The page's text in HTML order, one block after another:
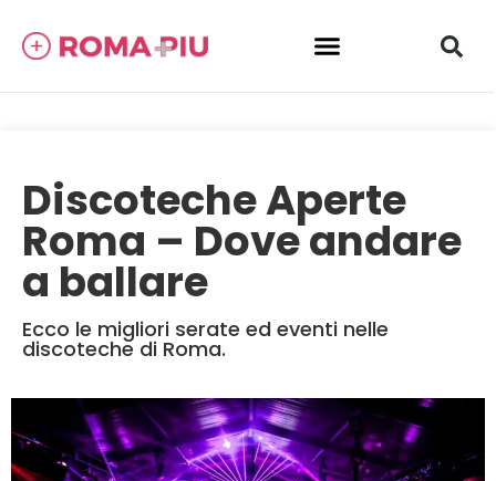
Discoteche Aperte
Roma – Dove andare
a ballare
Ecco le migliori serate ed eventi nelle
discoteche di Roma.